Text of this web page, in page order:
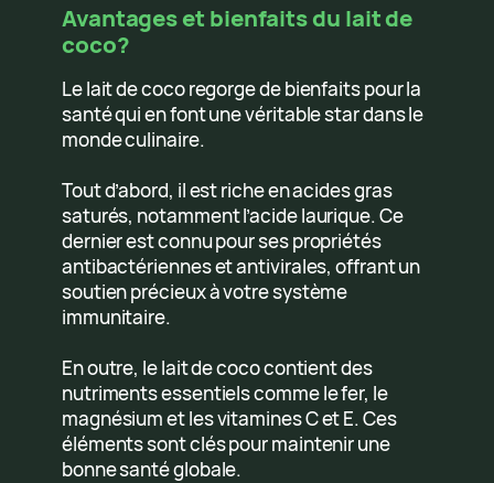
Avantages et bienfaits du lait de
coco?
Le lait de coco regorge de bienfaits pour la
santé qui en font une véritable star dans le
monde culinaire.
Tout d’abord, il est riche en acides gras
saturés, notamment l’acide laurique. Ce
dernier est connu pour ses propriétés
antibactériennes et antivirales, offrant un
soutien précieux à votre système
immunitaire.
En outre, le lait de coco contient des
nutriments essentiels comme le fer, le
magnésium et les vitamines C et E. Ces
éléments sont clés pour maintenir une
bonne santé globale.